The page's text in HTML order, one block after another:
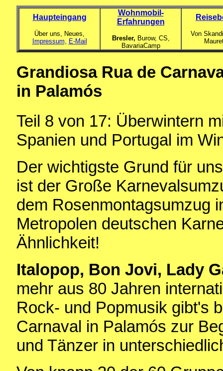
Haupteingang
Über uns, Neues,
Impressum, E-Mail
Wohnmobil-
Erfahrungen
Bresler, Burow, CS,
BavariaCamp
Von
Grandiosa Rua de
in Palamós
Teil 8 von 17: Überwintern
Spanien und Portugal im
Der wichtigste Grund für
ist der Große
dem Rosenmontagsumzug
Metropolen deutschen
Ähnlichkeit!
Italopop, Bon Jovi, Lady
mehr aus 80 Jahren
Rock- und Popmusik gibt's
Carnaval in Palamós zur
und Tänzer in